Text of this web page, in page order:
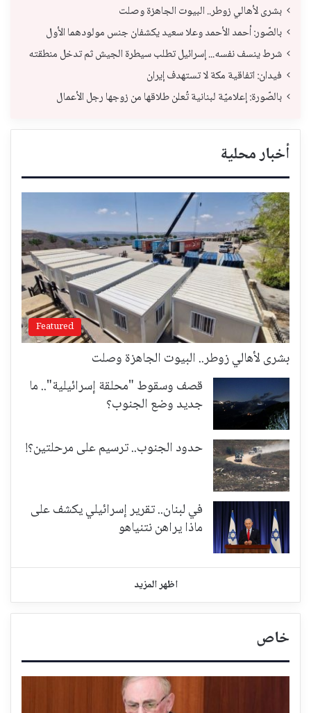
بشرى لأهالي زوطر.. البيوت الجاهزة وصلت
بالصّور: أحمد الأحمد وعلا سعيد يكشفان جنس مولودهما الأول
شرط ينسف نفسه... إسرائيل تطلب سيطرة الجيش ثم تدخل منطقته
فيدان: اتفاقية مكة لا تستهدف إيران
بالصّورة: إعلاميّة لبنانية تُعلن طلاقها من زوجها رجل الأعمال
أخبار محلية
Featured
بشرى لأهالي زوطر.. البيوت الجاهزة وصلت
قصف وسقوط "محلقة إسرائيلية".. ما
جديد وضع الجنوب؟
حدود الجنوب.. ترسيم على مرحلتين؟!
في لبنان.. تقرير إسرائيلي يكشف على
ماذا يراهن نتنياهو
اظهر المزيد
خاص